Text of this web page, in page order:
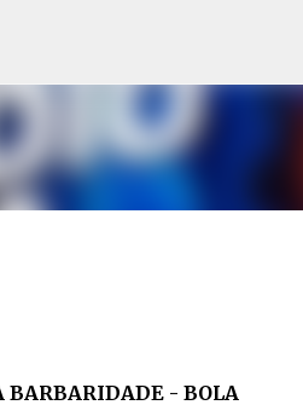
BARBARIDADE - BOLA